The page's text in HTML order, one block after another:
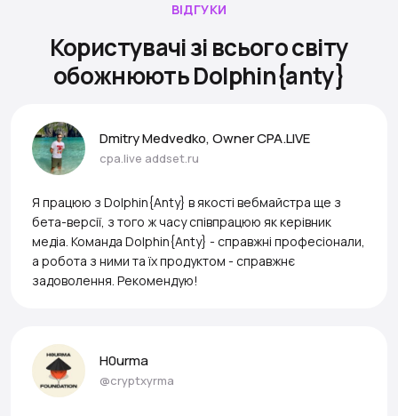
ВІДГУКИ
Користувачі зі всього світу
обожнюють Dolphin{anty}
Dmitry Medvedko, Owner CPA.LIVE
cpa.live addset.ru
Я працюю з Dolphin{Anty} в якості вебмайстра ще з
бета-версії, з того ж часу співпрацюю як керівник
медіа. Команда Dolphin{Anty} - справжні професіонали,
а робота з ними та їх продуктом - справжнє
задоволення. Рекомендую!
H0urma
@cryptxyrma